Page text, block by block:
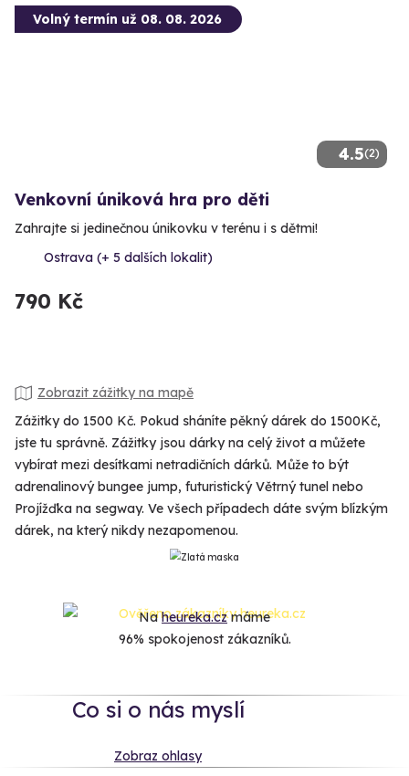
4.5(2)
Volný termín už 08. 08. 2026
Venkovní úniková hra pro děti
Zahrajte si jedinečnou únikovku v terénu i s dětmi!
Ostrava (+ 5 dalších lokalit)
790 Kč
Zobrazit zážitky na mapě
Zážitky do 1500 Kč. Pokud sháníte pěkný dárek do 1500Kč,
jste tu správně. Zážitky jsou dárky na celý život a můžete
vybírat mezi desítkami netradičních dárků. Může to být
adrenalinový bungee jump, futuristický Větrný tunel nebo
Projížďka na segway. Ve všech případech dáte svým blízkým
dárek, na který nikdy nezapomenou.
Naheureka.czmáme
96% spokojenost zákazníků.
Co si o nás myslí
Zobraz ohlasy